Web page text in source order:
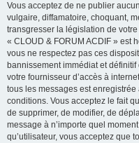
Vous acceptez de ne publier
vulgaire, diffamatoire, choquant,
transgresser la législation de
« CLOUD & FORUM ACDIF » est
vous ne respectez pas ces
bannissement immédiat et
votre fournisseur d’accès à
tous les messages est
conditions. Vous acceptez le fait
de supprimer, de modifier, de
message à n’importe quel
qu’utilisateur, vous acceptez que